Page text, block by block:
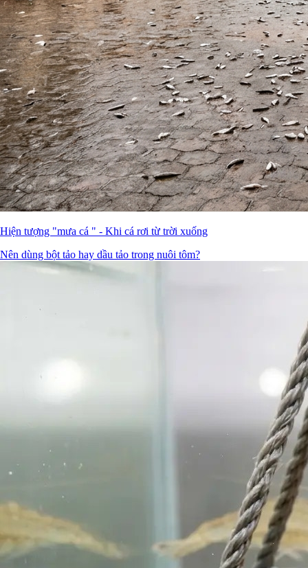
Hiện tượng "mưa cá " - Khi cá rơi từ trời xuống
Nên dùng bột tảo hay dầu tảo trong nuôi tôm?